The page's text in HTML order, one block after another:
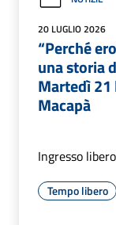
20 LUGLIO 2026
“Perché
una storia
Martedì 21
Macapà
Ingresso
Tempo libero